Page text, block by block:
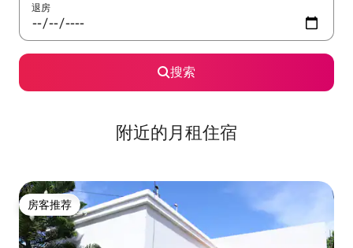
退房
搜索
附近的月租住宿
房客推荐
房客推荐